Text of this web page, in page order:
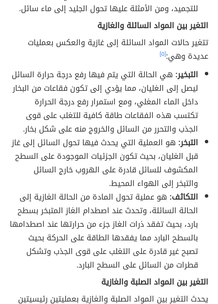
للتجميد، ومن الأمثلة عليها تحول الجليد إلى ماء سائل.
التغير بين المواد السائلة والغازية
تتغير حالات المواد السائلة إلى غازية والعكس بعمليات
عديدة وهي:[٥]
التبخير: هي الحالة التي يتم فيها رفع درجة حرارة السائل
ليصل إلى الغليان، مما يؤدي إلى تكون فقاعات من البخار
داخل الماء المغلي، ومع استمرار رفع درجة الحرارة
تكتسب هذه الفقاعات طاقة كافية للتغلب على قوى
الجذب والتحرر من السائل والخروج منه على شكل بخار.
التبخر: هو العملية التي يحدث فيها تحول السائل إلى غاز
قبل الغليان، بحيث تكون الجزئيات الموجودة على السطح
المكشوف للسائل قادرة على الهروب خارج السائل
والتبخر إلى الهواء المحيط.
التكاثف: هو عملية تحول المادة من الحالة الغازية إلى
الحالة السائلة، وتحدث عند اصطدام الغاز المتبخر بسطح
بارد، بحيث تفقد ذرات الغاز جزء من حرارتها عند اصطدامها
بالسطح البارد مما يفقدها الطاقة على الحركة بحيث
تصبح غير قادرة على التغلب على قوى الجذب وتشكل
قطرات من السائل على السطح البارد.
التغير بين المواد الصلبة والغازية
يحدث التغير بين المواد الصلبة والغازية بعمليتين رئيسيتين